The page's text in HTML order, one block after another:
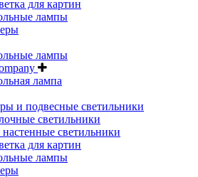
для картин
лампы
лампы
лампа
и подвесные светильники
светильники
светильники
для картин
лампы